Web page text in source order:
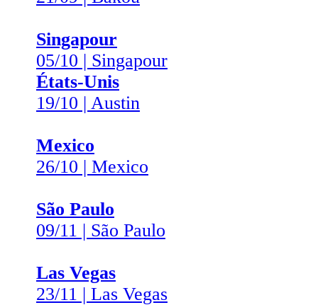
Singapour
05/10 | Singapour
États-Unis
19/10 | Austin
Mexico
26/10 | Mexico
São Paulo
09/11 | São Paulo
Las Vegas
23/11 | Las Vegas